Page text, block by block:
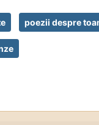
poezii despre
totuși vine toamna